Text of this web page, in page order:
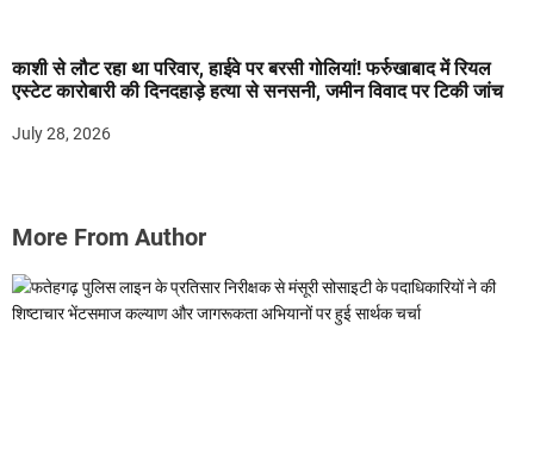
काशी से लौट रहा था परिवार, हाईवे पर बरसी गोलियां! फर्रुखाबाद में रियल
एस्टेट कारोबारी की दिनदहाड़े हत्या से सनसनी, जमीन विवाद पर टिकी जांच
July 28, 2026
More From Author